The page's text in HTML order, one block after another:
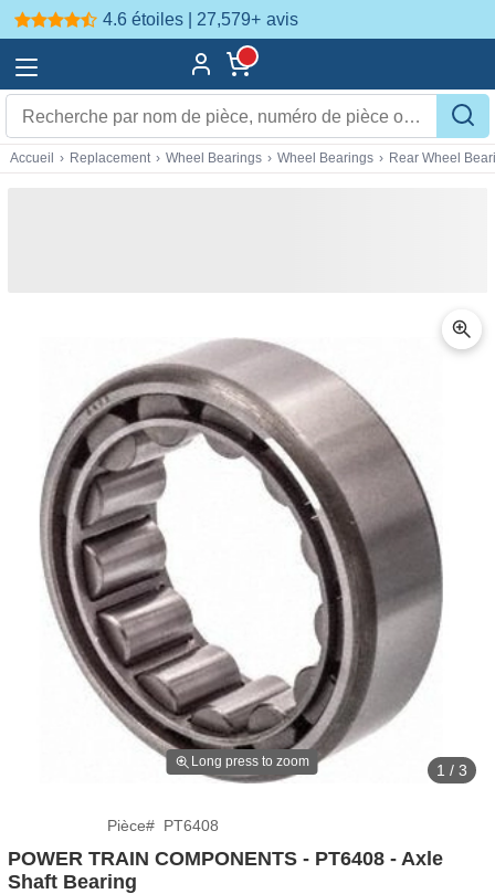
4.6 étoiles | 27,579+ avis
Accueil › Replacement › Wheel Bearings › Wheel Bearings › Rear Wheel
Long press to zoom 1 / 3
Pièce# PT6408
POWER TRAIN COMPONENTS - PT6408 - Axle
Shaft Bearing